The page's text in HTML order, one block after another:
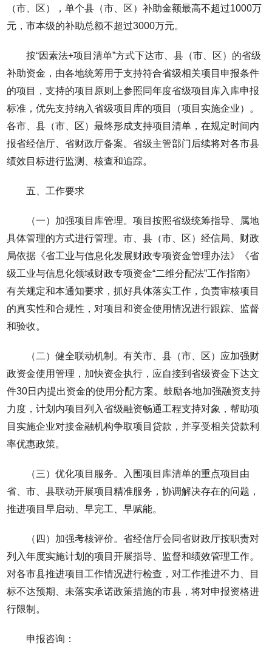
（市、区），单个县（市、区）补助金额最高不超过1000万
元，市本级的补助总额不超过3000万元。
按“因素法+项目清单”方式下达市、县（市、区）的省级
补助资金，由各地统筹用于支持符合省级相关项目申报条件
的项目，支持的项目原则上参照同年度省级项目库入库申报
标准，优先支持纳入省级项目库的项目（项目实施企业）。
各市、县（市、区）最终形成支持项目清单，在规定时间内
报省经信厅、省财政厅备案。省级主管部门后续将对各市县
绩效目标进行监测、核查和追踪。
五、工作要求
（一）加强项目库管理。项目按照省级统筹指导、属地
具体管理的方式进行管理。市、县（市、区）经信局、财政
局依据《省工业与信息化发展财政专项资金管理办法》《省
级工业与信息化领域财政专项资金“二维分配法”工作指南》
有关规定和本通知要求，抓好具体落实工作，负责审核项目
的真实性和合规性，对项目和资金使用情况进行跟踪、监督
和验收。
（二）健全联动机制。有关市、县（市、区）应加强财
政资金使用管理，加快资金执行，应自接到省级资金下达文
件30日内提出资金的使用分配方案。鼓励各地加强融资支持
力度，计划内项目列入省级融资畅通工程支持对象，帮助项
目实施企业对接金融机构争取项目贷款，并享受相关贷款利
率优惠政策。
（三）优化项目服务。入围项目库清单的重点项目由
省、市、县联动开展项目精准服务，协调解决存在的问题，
推进项目早启动、早完工、早赋能。
（四）加强考核评价。省经信厅会同省财政厅按职责对
列入年度实施计划的项目开展指导、监督和绩效管理工作。
对各市县推进项目工作情况进行检查，对工作推进不力、目
标不达预期、未落实承诺政策措施的市县，将对申报资格进
行限制。
申报咨询：